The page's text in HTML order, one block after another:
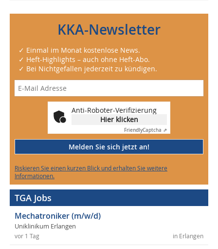
KKA-Newsletter
✓ Einmal im Monat kostenlose News.
✓ Heft-Highlights – auch ohne Heft-Abo.
✓ Bei Nichtgefallen jederzeit zu kündigen.
Anti-Roboter-Verifizierung
Hier klicken
FriendlyCaptcha ⇗
Melden Sie sich jetzt an!
Riskieren Sie einen kurzen Blick und erhalten Sie weitere
Informationen.
TGA Jobs
Mechatroniker (m/w/d)
Uniklinikum Erlangen
in Erlangen
vor 1 Tag